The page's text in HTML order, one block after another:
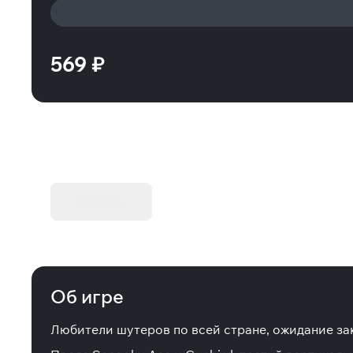
569 ₽
Об игре
Любители шутеров по всей стране, ожидание